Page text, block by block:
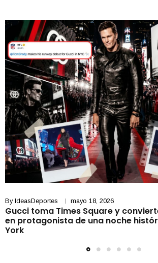
By IdeasDeportes mayo 18, 2026
Gucci toma Times Square y
en protagonista de una noche
York